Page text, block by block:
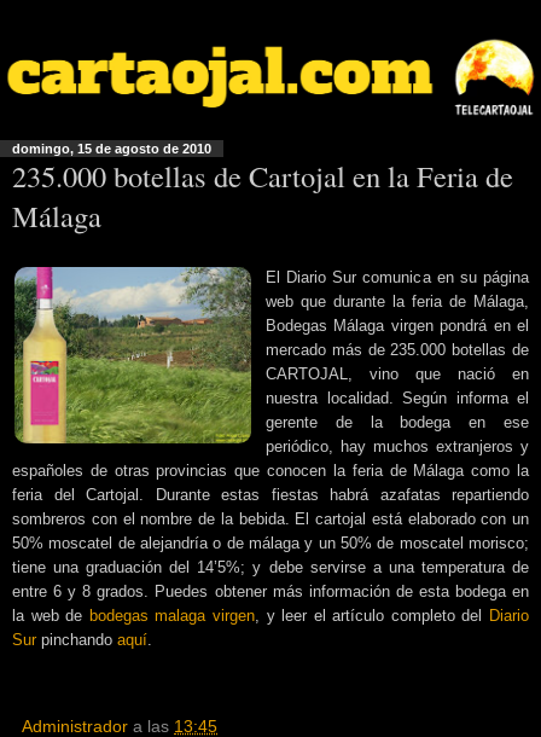
domingo, 15 de agosto de 2010
235.000 botellas de Cartojal en la Feria de
Málaga
El Diario Sur comunica en su página
web que durante la feria de Málaga,
Bodegas Málaga virgen pondrá en el
mercado más de 235.000 botellas de
CARTOJAL, vino que nació en
nuestra localidad. Según informa el
gerente de la bodega en ese
periódico, hay muchos extranjeros y
españoles de otras provincias que conocen la feria de Málaga como la
feria del Cartojal. Durante estas fiestas habrá azafatas repartiendo
sombreros con el nombre de la bebida. El cartojal está elaborado con un
50% moscatel de alejandría o de málaga y un 50% de moscatel morisco;
tiene una graduación del 14’5%; y debe servirse a una temperatura de
entre 6 y 8 grados. Puedes obtener más información de esta bodega en
la web de bodegas malaga virgen, y leer el artículo completo del
Diario
Sur pinchando aquí
Administrador a las 13:45